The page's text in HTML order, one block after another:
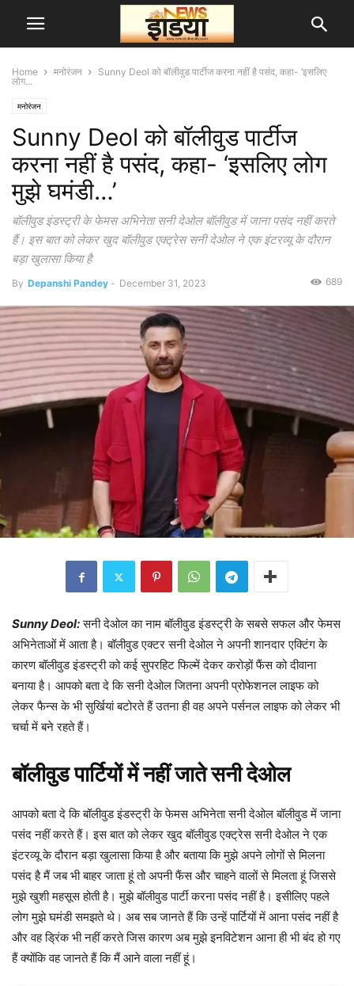
Home मनोरंजन
Sunny Deol को बॉलीवुड पार्टीज करना नहीं है पसंद, कहा- ‘इसलिए
लोग...
मनोरंजन
Sunny Deol को बॉलीवुड पार्टीज
करना नहीं है पसंद, कहा- ‘इसलिए लोग
मुझे घमंडी…’
बॉलीवुड इंडस्ट्री के फेमस अभिनेता सनी देओल बॉलीवुड में जाना पसंद नहीं करते
हैं। इस बात को लेकर खुद बॉलीवुड एक्ट्रेस सनी देओल ने एक इंटरव्यू के दौरान
बड़ा खुलासा किया है
By Depanshi Pandey - December 31, 2023 689
Sunny Deol: सनी देओल का नाम बॉलीवुड इंडस्ट्री के सबसे सफल और फेमस
अभिनेताओं में आता है। बॉलीवुड एक्टर सनी देओल ने अपनी शानदार एक्टिंग के
कारण बॉलीवुड इंडस्ट्री को कई सुपरहिट फिल्में देकर करोड़ों फैंस को दीवाना
बनाया है। आपको बता दे कि सनी देओल जितना अपनी प्रोफेशनल लाइफ को
लेकर फैन्स के भी सुर्खियां बटोरते हैं उतना ही वह अपने पर्सनल लाइफ को लेकर भी
चर्चा में बने रहते हैं।
बॉलीवुड पार्टियों में नहीं जाते सनी देओल
आपको बता दे कि बॉलीवुड इंडस्ट्री के फेमस अभिनेता सनी देओल बॉलीवुड में जाना
पसंद नहीं करते हैं। इस बात को लेकर खुद बॉलीवुड एक्ट्रेस सनी देओल ने एक
इंटरव्यू के दौरान बड़ा खुलासा किया है और बताया कि मुझे अपने लोगों से मिलना
पसंद है मैं जब भी बाहर जाता हूं तो अपनी फैंस और चाहने वालों से मिलता हूं जिससे
मुझे खुशी महसूस होती है। मुझे बॉलीवुड पार्टी करना पसंद नहीं है। इसीलिए पहले
लोग मुझे घमंडी समझते थे। अब सब जानते हैं कि उन्हें पार्टियों में आना पसंद नहीं है
और वह ड्रिंक भी नहीं करते जिस कारण अब मुझे इनविटेशन आना ही भी बंद हो गए
हैं क्योंकि वह जानते हैं कि मैं आने वाला नहीं हूं।